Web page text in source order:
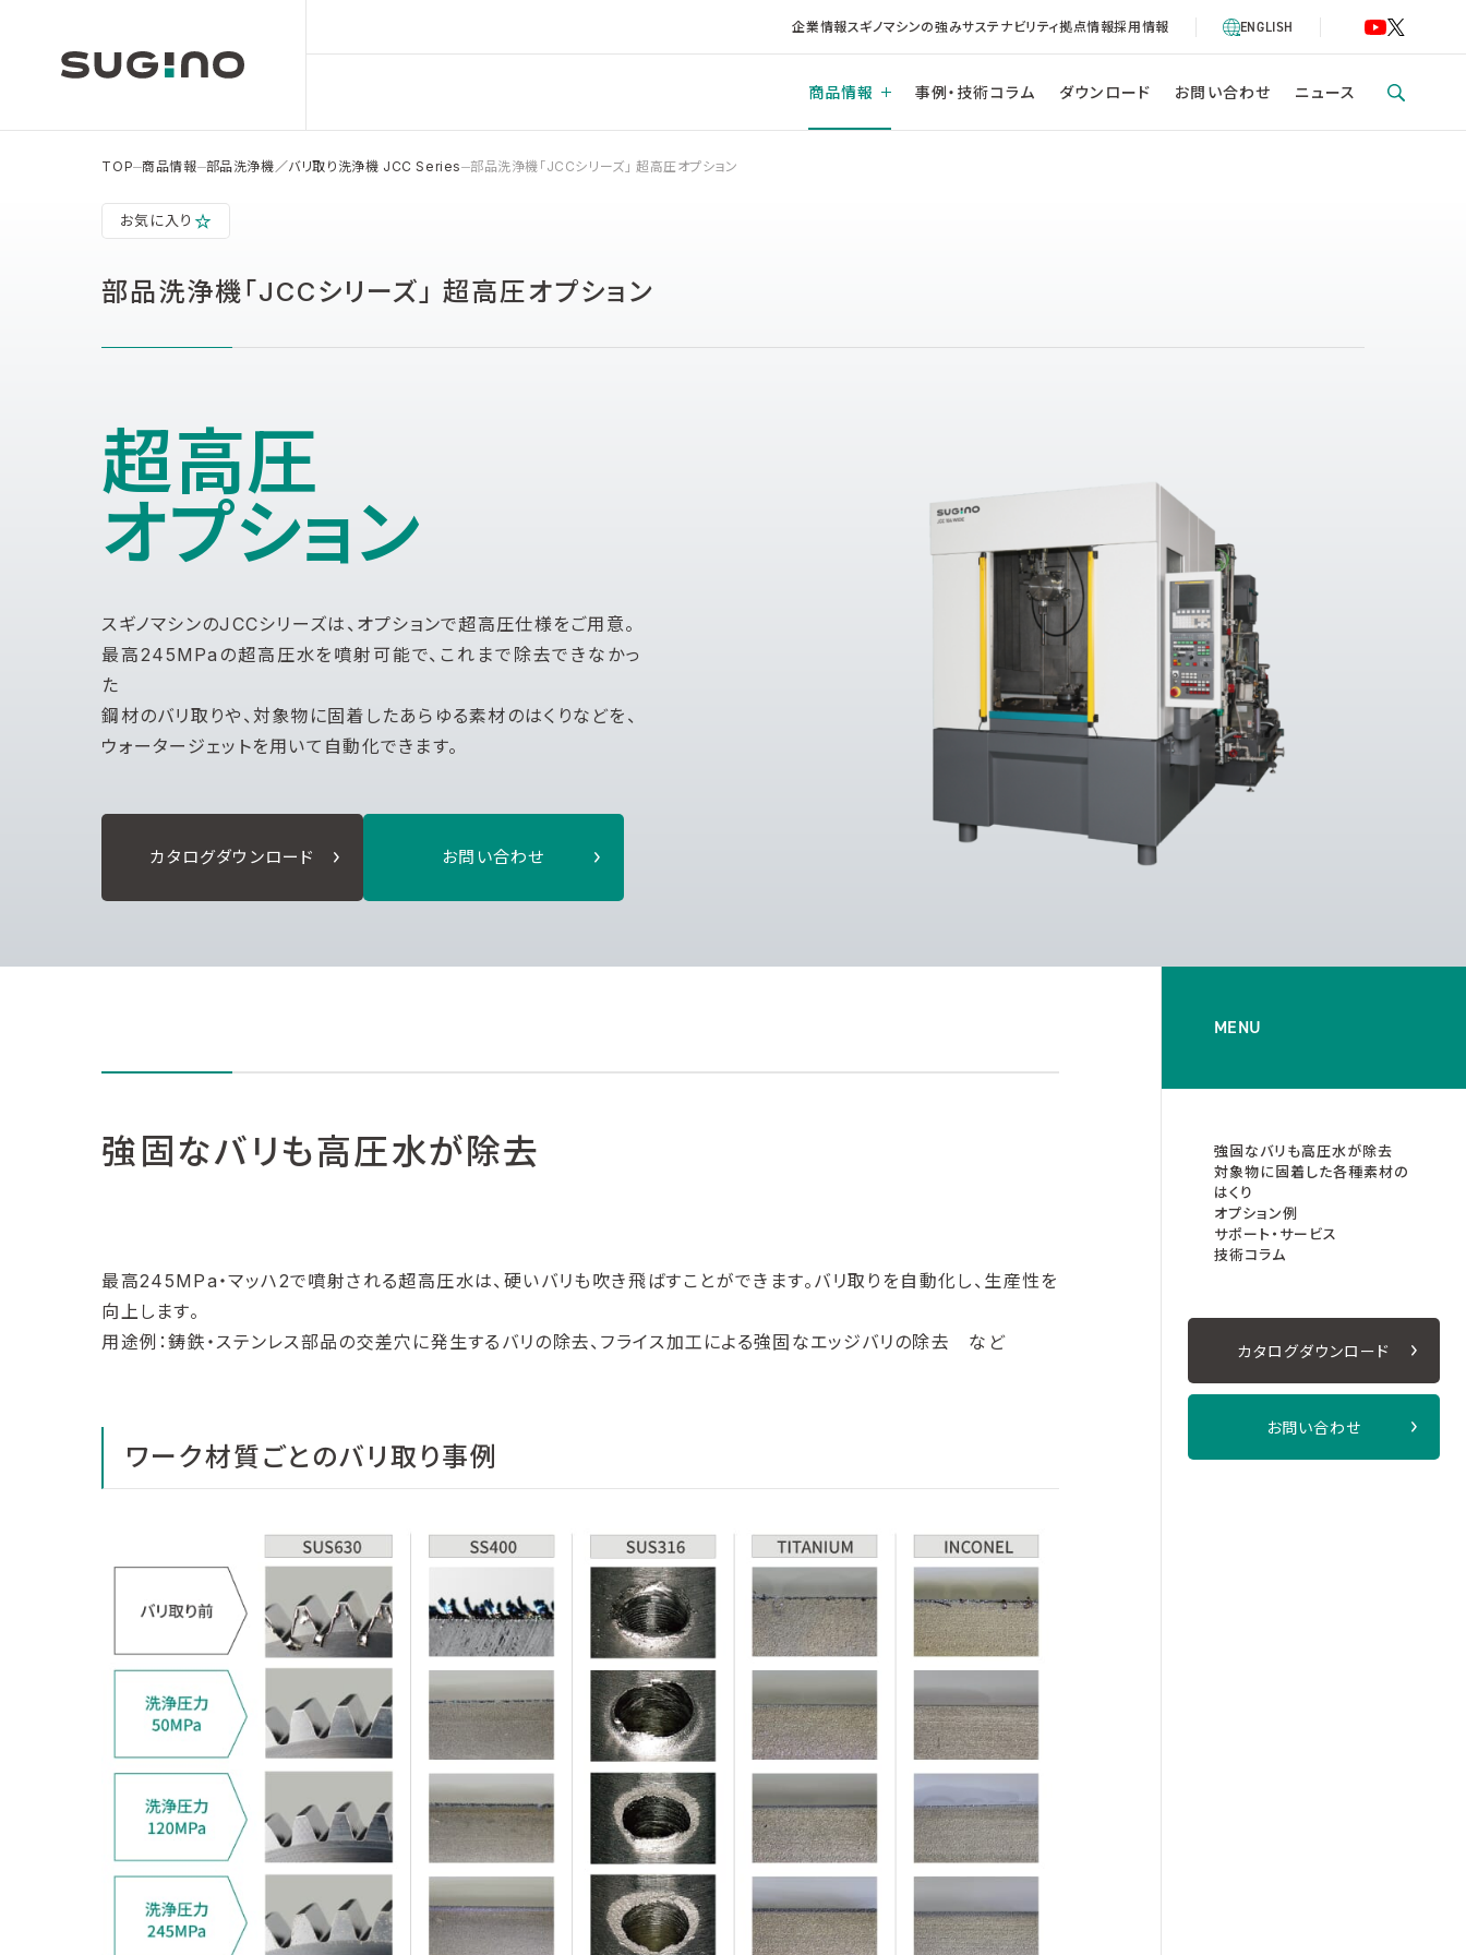
企業情報スギノマシンの強みサステナビリティ拠点情報採用情報 ENGLISH
商品情報 事例・技術コラム ダウンロード お問い合わせ ニュース
TOP 商品情報 部品洗浄機／バリ取り洗浄機 JCC Series 部品洗浄機「JCCシリーズ」 超高圧オプション
お気に入り
部品洗浄機「JCCシリーズ」 超高圧オプション
超高圧
オプション
スギノマシンのJCCシリーズは、オプションで超高圧仕様をご用意。
最高245MPaの超高圧水を噴射可能で、これまで除去できなかっ
た
鋼材のバリ取りや、対象物に固着したあらゆる素材のはくりなどを、
ウォータージェットを用いて自動化できます。
カタログダウンロード お問い合わせ
MENU
強固なバリも高圧水が除去
対象物に固着した各種素材の
はくり
オプション例
サポート・サービス
技術コラム
カタログダウンロード
お問い合わせ
強固なバリも高圧水が除去
最高245MPa・マッハ2で噴射される超高圧水は、硬いバリも吹き飛ばすことができます。バリ取りを自動化し、生産性を
向上します。
用途例：鋳鉄・ステンレス部品の交差穴に発生するバリの除去、フライス加工による強固なエッジバリの除去 など
ワーク材質ごとのバリ取り事例